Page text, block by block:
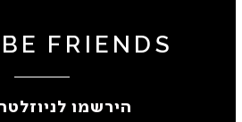
FRIENDS
הירשמו